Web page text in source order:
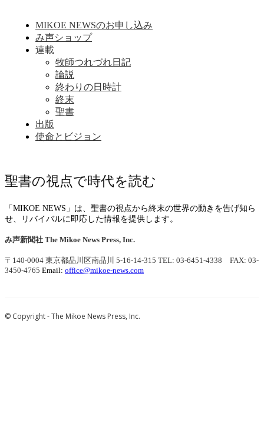
MIKOE NEWSのお申し込み
み声ショップ
連載
牧師つれづれ日記
論説
終わりの日時計
終末
聖書
出版
使命とビジョン
聖書の視点で時代を読む
「MIKOE NEWS」は、聖書の視点から終末の世界の動きを告げ知ら
せ、リバイバルに即応した情報を提供します。
み声新聞社 The Mikoe News Press, Inc.
〒140-0004 東京都品川区南品川 5-16-14-315 TEL: 03-6451-4338 FAX: 03-
3450-4765 Email: office@mikoe-news.com
© Copyright - The Mikoe News Press, Inc.